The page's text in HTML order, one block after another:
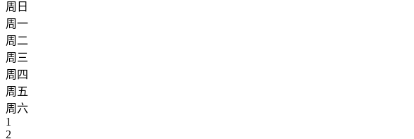
周日
周一
周二
周三
周四
周五
周六
1
2